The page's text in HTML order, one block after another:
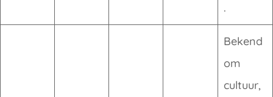
.
Bekend
om
cultuur,